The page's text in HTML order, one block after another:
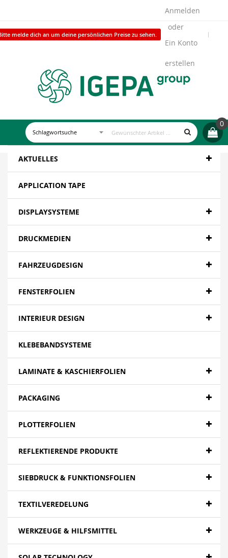
melde dich an um deine persönlichen Preise zu sehen.
Anmelden
Ein Konto
erstellen
0
AKTUELLES
APPLICATION TAPE
DISPLAYSYSTEME
DRUCKMEDIEN
FAHRZEUGDESIGN
FENSTERFOLIEN
INTERIEUR DESIGN
KLEBEBANDSYSTEME
LAMINATE & KASCHIERFOLIEN
PACKAGING
PLOTTERFOLIEN
REFLEKTIERENDE PRODUKTE
SIEBDRUCK & FUNKTIONSFOLIEN
TEXTILVEREDELUNG
WERKZEUGE & HILFSMITTEL